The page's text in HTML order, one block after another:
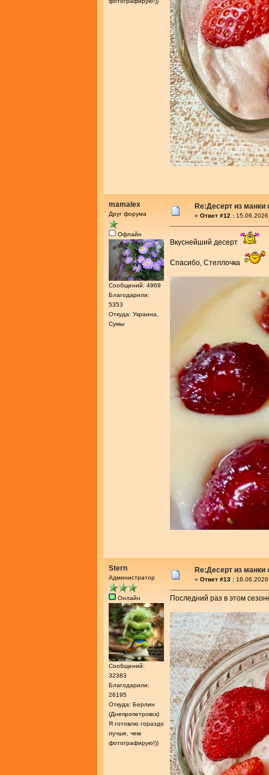
mamalex
Друг форума
Офлайн
Сообщений: 4969
Благодарили:
5353
Откуда: Украина,
Сумы
Re:Десерт из манки
« Ответ #12 :
Вкуснейший десерт
Спасибо, Стеллочка
Stern
Администратор
Онлайн
Сообщений:
32383
Благодарили:
26195
Откуда: Берлин
(Днепропетровск)
Я готовлю гораздо
лучше, чем
фотографирую!))
Re:Десерт из манки
« Ответ #13 :
Последний раз в этом